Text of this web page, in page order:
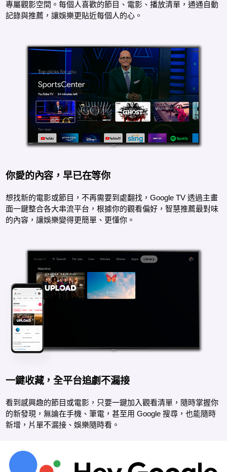
專屬觀影空間。每個人喜歡的節目、電影、播放清單，通通自動
記錄與推薦，讓娛樂更貼近每個人的心。
你愛的內容，早已在等你
想找新的電影或節目，不再需要到處翻找，Google TV 透過主畫
面一鍵整合各大串流平台，根據你的觀看偏好，智慧推薦最對味
的內容，讓娛樂變得更簡單、更懂你。
一鍵收藏，全平台追劇不漏接
看到感興趣的節目或電影，只要一鍵加入觀看清單，隨時掌握你
的新發現，無論在手機、筆電，甚至用 Google 搜尋，也能隨時
新增，片單不漏接、娛樂隨時看。